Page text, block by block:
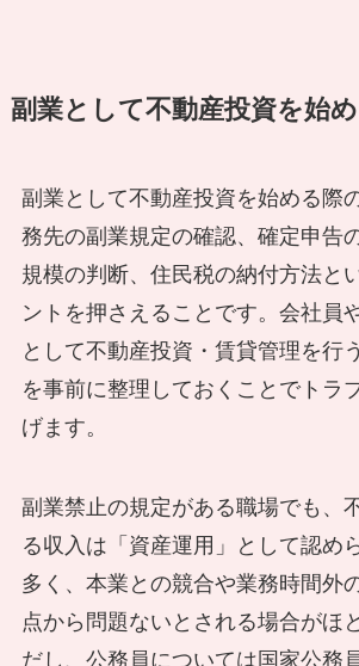
副業として不動産投資を始
副業として不動産投資を始める際
務先の副業規定の確認、確定申告
規模の判断、住民税の納付方法と
ントを押さえることです。会社員
として不動産投資・賃貸管理を行
を事前に整理しておくことでトラ
げます。
副業禁止の規定がある職場でも、
る収入は「資産運用」として認め
多く、本業との競合や業務時間外
点から問題ないとされる場合がほ
だし、公務員については国家公務